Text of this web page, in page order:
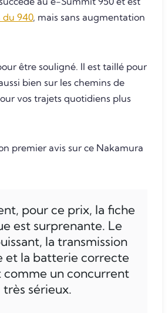
du 940, mais sans augmentation
être souligné. Il est taillé pour
bien sur les chemins de
vos trajets quotidiens plus
premier avis sur ce Nakamura
pour ce prix, la fiche
est surprenante. Le
la transmission
et la batterie correcte
comme un concurrent
très sérieux.